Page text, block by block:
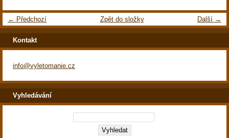
← Předchozí Další →
Zpět do složky
Kontakt
info@vyletomanie.cz
Vyhledávání